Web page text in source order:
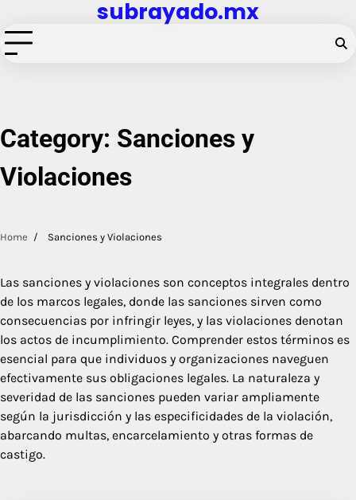
to
content
subrayado.mx
Category: Sanciones y
Violaciones
Home Sanciones y Violaciones
Las sanciones y violaciones son conceptos integrales dentro
de los marcos legales, donde las sanciones sirven como
consecuencias por infringir leyes, y las violaciones denotan
los actos de incumplimiento. Comprender estos términos es
esencial para que individuos y organizaciones naveguen
efectivamente sus obligaciones legales. La naturaleza y
severidad de las sanciones pueden variar ampliamente
según la jurisdicción y las especificidades de la violación,
abarcando multas, encarcelamiento y otras formas de
castigo.